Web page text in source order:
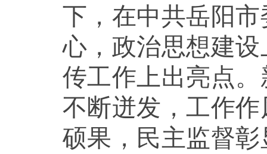
下，在中共岳阳
心，政治思想建
传工作上出亮点
不断迸发，工作
硕果，民主监督